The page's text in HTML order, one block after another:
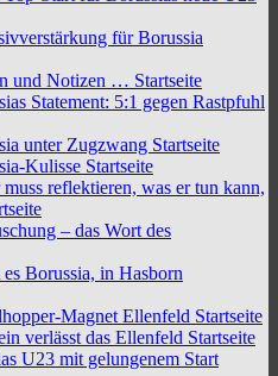
für Borussia
und Notizen … Startseite
Statement: 5:1 gegen Rastpfuhl
unter Zugzwang Startseite
Kulisse Startseite
muss reflektieren, was er tun kann,
– das Wort des
Borussia, in Hasborn
Magnet Ellenfeld Startseite
verlässt das Ellenfeld Startseite
U23 mit gelungenem Start